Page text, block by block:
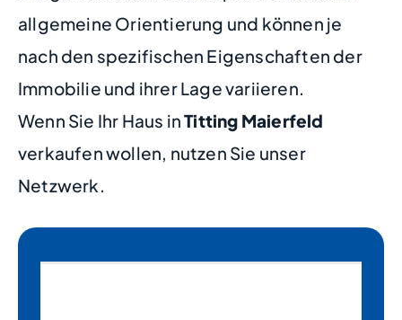
allgemeine Orientierung und können je
nach den spezifischen Eigenschaften der
Immobilie und ihrer Lage variieren.
Wenn Sie Ihr Haus inTitting Maierfeld
verkaufen wollen, nutzen Sie unser
Netzwerk.